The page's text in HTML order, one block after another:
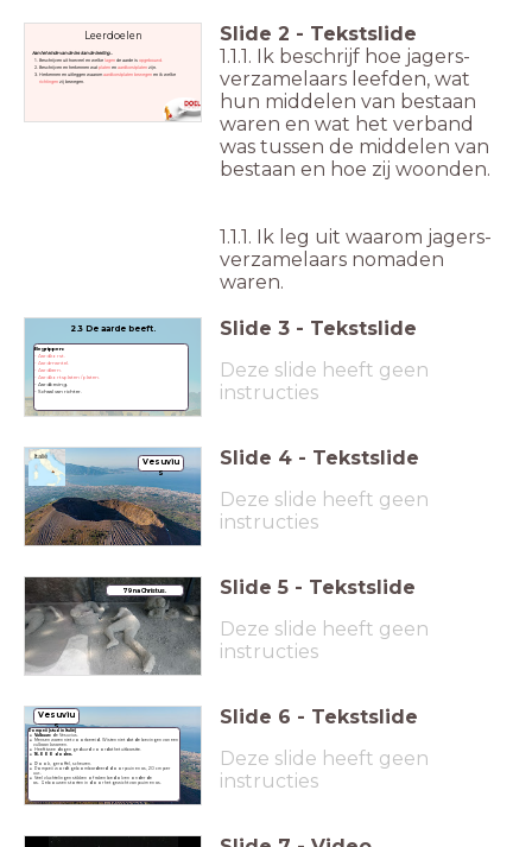
Leerdoelen
Aan het einde van de les kan de leerling...
Beschrijven uit hoeveel en welke lagende aarde is opgebouwd.
Beschrijven en herkennen wat platenen aardkorstplatenzijn.
Herkennen en uitleggen waarom aardkorstplaten bewegenen ik welke
richtingenzij bewegen.
Slide 2 - Tekstslide
1.1.1. Ik beschrijf hoe jagers-
verzamelaars leefden, wat
hun middelen van bestaan
waren en wat het verband
was tussen de middelen van
bestaan en hoe zij woonden.
1.1.1. Ik leg uit waarom jagers-
verzamelaars nomaden
waren.
2.3 De aarde beeft.
Begrippen:
- Aardkorst.
- Aardmantel.
- Aardkern.
- Aardkortsplaten / platen.
- Aardbeving.
- Schaal van richter.
Slide 3 - Tekstslide
Deze slide heeft geen
instructies
Vesuviu
s
Italië Slide 4 - Tekstslide
Deze slide heeft geen
instructies
79 na Christus. Slide 5 - Tekstslide
Deze slide heeft geen
instructies
Vesuviu
s
Pompeii (stad in Italië)
Vulkaan:
de Vesuvius.
Mensen waren niet voorbereid. Wisten niet dat de bevingen van een
vulkaan kwamen.
Heeft twee dagen geduurd voordat het uitbarstte.
16.000 doden.
Rook, geroffel, scheuren.
Pompeii wordt gebombardeerd door puin en as, 20 cm per
uur..
Veel vluchtelingen stikken of raken bedolven onder de
as. Gebouwen storten in door het gewicht van puim en as.
Slide 6 - Tekstslide
Deze slide heeft geen
instructies